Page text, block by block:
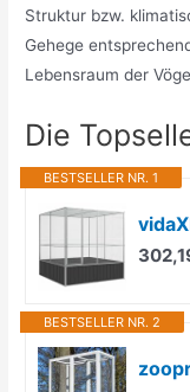
Struktur bzw.
Gehege
Lebensraum der
Die
BESTSELLER NR. 1
BESTSELLER NR. 2